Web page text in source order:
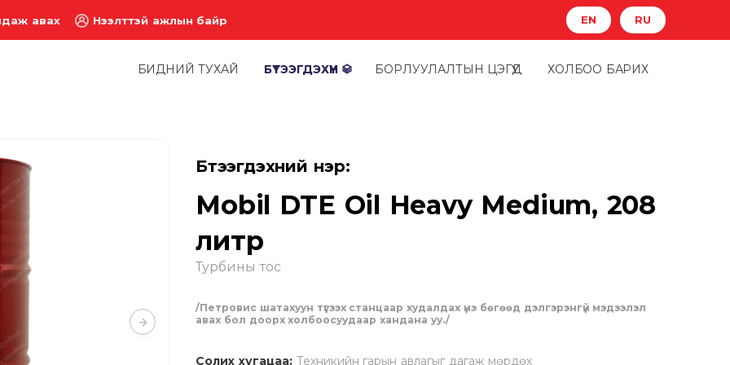
авах Нээлттэй ажлын байр EN RU
БИДНИЙ ТУХАЙ БҮТЭЭГДЭХҮҮН БОРЛУУЛАЛТЫН ЦЭГҮҮД ХОЛБОО БАРИХ
Бүтээгдэхүүний нэр:
Mobil DTE Oil Heavy Medium, 208
литр
Турбины тос
/Петровис шатахуун түгээх станцаар худалдах үнэ бөгөөд дэлгэрэнгүй мэдээлэл
авах бол доорх холбоосуудаар хандана уу./
Солих хугацаа: Техникийн гарын авлагыг дагаж мөрдөх